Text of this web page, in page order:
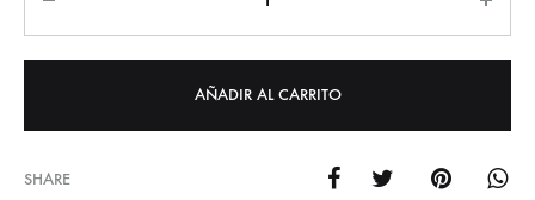
AÑADIR AL CARRITO
SHARE